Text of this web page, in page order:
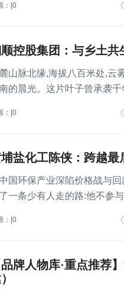
：|0
控股集团：与乡土共
山脉北缘,海拔八百米处,云
的晨光。这片叶子曾承袭
：|0
盐化工陈侠：跨越最
国环保产业深陷价格战与
一条少有人走的路:他不参
：|0
品牌人物库·重点推